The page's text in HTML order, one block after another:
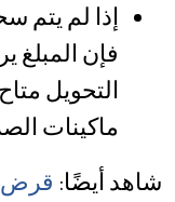
فإن المبلغ
ماكينات
شاهد أيضًا:قرض